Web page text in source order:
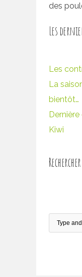
des
Les
Les
La
bientôt…
Kiwi
Rechercher